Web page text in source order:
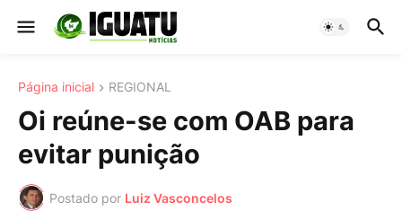
Página inicial REGIONAL
Oi reúne-se com OAB para
evitar punição
Postado por Luiz Vasconcelos